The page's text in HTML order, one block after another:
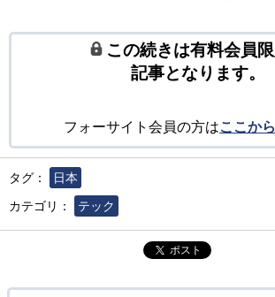
この続きは有料会員
記事となります。
フォーサイト会員の方はここか
タグ：
日本
カテゴリ：
テック
ポスト